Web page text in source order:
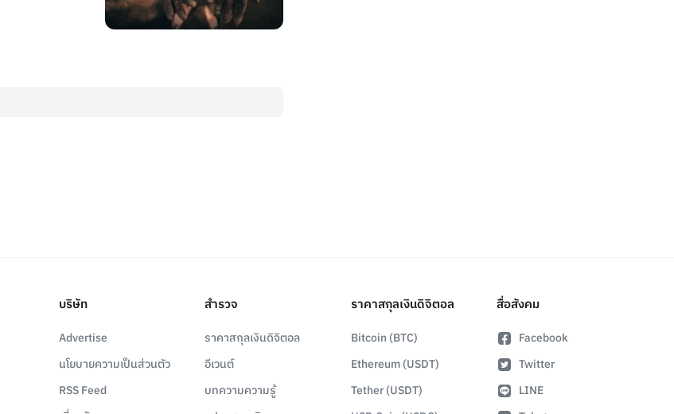
บริษัท
Advertise
นโยบายความเป็นส่วนตัว
RSS Feed
สำรวจ
ราคาสกุลเงินดิจิตอล
อีเวนต์
บทความความรู้
ราคาสกุลเงินดิจิตอล
Bitcoin (BTC)
Ethereum (USDT)
Tether (USDT)
สื่อสังคม
Facebook
Twitter
LINE